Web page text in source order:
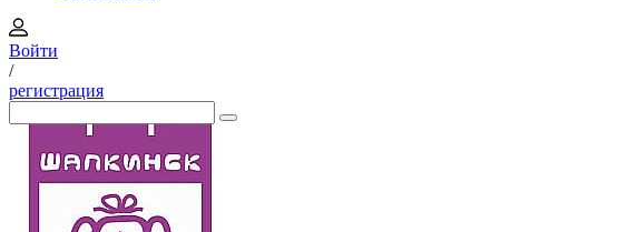
Войти
/
регистрация